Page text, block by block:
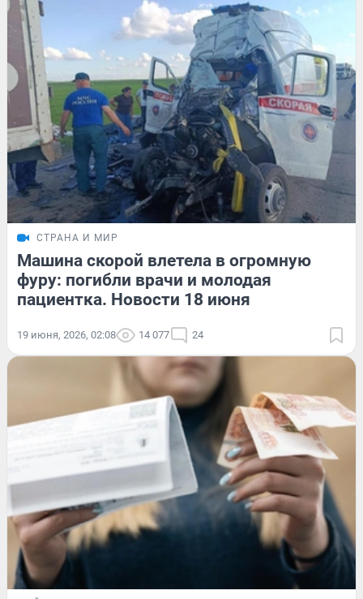
СТРАНА И МИР
Машина скорой влетела в огромную
фуру: погибли врачи и молодая
пациентка. Новости 18 июня
19 июня, 2026, 02:08 14 077 24